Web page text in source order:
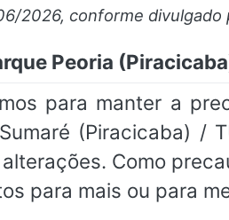
2026, conforme divulgado
Peoria
para manter a
(Piracicaba) /
Como
para mais ou para